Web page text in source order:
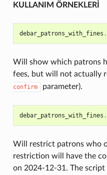
KULLANIM ÖRNEKLERİ
debar_patrons_with_fines .
Will show which patrons
fees, but will not actually
confirm
parameter).
debar_patrons_with_fines .
Will restrict patrons who
restriction will have the
on 2024-12-31. The